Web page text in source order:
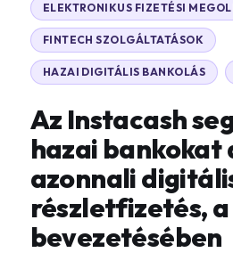
ELEKTRONIKUS FIZETÉSI
FINTECH SZOLGÁLTATÁSOK
HAZAI DIGITÁLIS BANKOLÁS
Az Instacash
hazai bankokat
azonnali
részletfizetés, a
bevezetésében